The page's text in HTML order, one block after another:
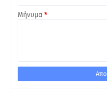
Μήνυμα *